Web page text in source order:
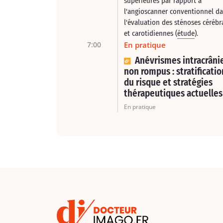
l'angioscanner conventionnel
l'évaluation des sténoses
et carotidiennes (étude).
7:00 En pratique
Anévrismes
non rompus :
du risque et stratégies
thérapeutiques actuelles
En pratique